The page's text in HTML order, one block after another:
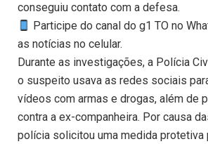
conseguiu contato com a defesa.
Participe do canal do g1 TO no
as notícias no celular.
Durante as investigações, a Polícia
o suspeito usava as redes sociais
vídeos com armas e drogas, além de
contra a ex-companheira. Por causa
polícia solicitou uma medida protetiva